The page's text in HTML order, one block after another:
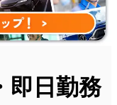
即日勤務